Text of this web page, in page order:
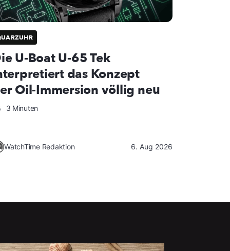
U-Boat U-65 Tek
das Konzept
Oil-Immersion völlig neu
3 Minuten
WatchTime Redaktion 6. Aug 2026